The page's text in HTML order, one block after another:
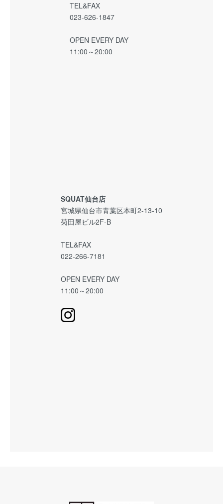
TEL&FAX
023-626-1847
OPEN EVERY DAY
11:00～20:00
SQUAT仙台店
宮城県仙台市青葉区本町2-13-10
菊田屋ビル2F-B
TEL&FAX
022-266-7181
OPEN EVERY DAY
11:00～20:00